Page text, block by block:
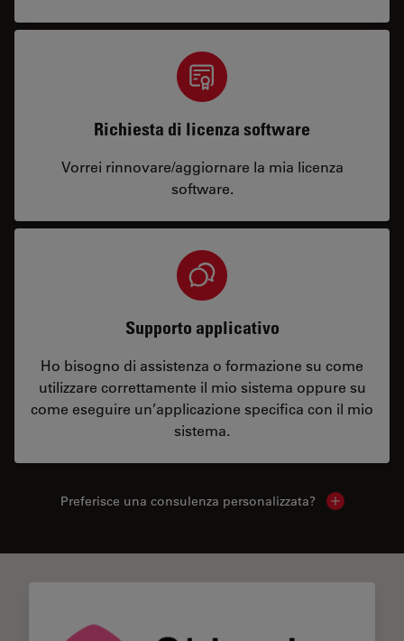
Richiesta di licenza software
Vorrei rinnovare/aggiornare la mia licenza
software.
Supporto applicativo
Ho bisogno di assistenza o formazione su come
utilizzare correttamente il mio sistema oppure su
come eseguire un’applicazione specifica con il mio
sistema.
Preferisce una consulenza personalizzata? Show local